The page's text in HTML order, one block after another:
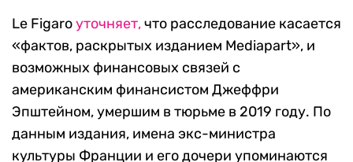
Le Figaroуточняет,что расследование касается
«фактов, раскрытых изданием Mediapart», и
возможных финансовых связей с
американским финансистом Джеффри
Эпштейном, умершим в тюрьме в 2019 году. По
данным издания, имена экс-министра
культуры Франции и его дочери упоминаются